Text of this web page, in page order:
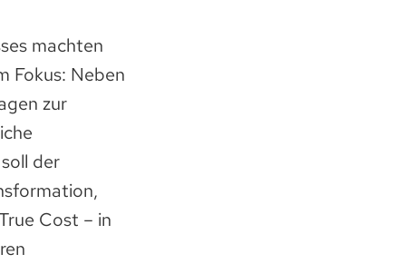
machten
Fokus: Neben
zur
der
Cost – in